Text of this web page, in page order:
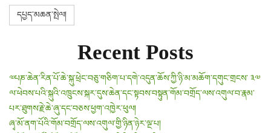
Recent Posts
༧པཎ་ཆེན་རིན་པོ་ཆེ་སྐུ་ཕྲེང་བཅུ་གཅིག་པ་དགེ་འདུན་ཆོས་ཀྱི་ཉི་མ་མཆོག་དགུང་གྲངས་ ༣༧
ལ་ཕེབས་པའི་སྐུའི་འཁྲུངས་སྐར་དུས་ཆེན་དང་སྟབས་བསྟུན་གོམ་བགྲོད་ལས་འགུལ་བ་རྣམ་
པར་ཐུགས་རྗེ་ཆེ་ཞུ་དང་བཅས་ཕྱག་འཁྱེར་ཕུལ།
ཞྭ་མོ་ནག་པོའི་གོམ་བགྲོད་ལས་འགུལ་གྱི་ཉིན་ཉེར་ལྔ་པ།